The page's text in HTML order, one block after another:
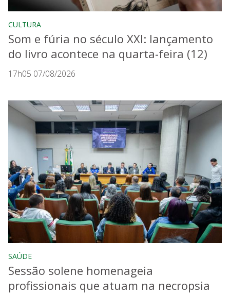
CULTURA
Som e fúria no século XXI: lançamento
do livro acontece na quarta-feira (12)
17h05 07/08/2026
SAÚDE
Sessão solene homenageia
profissionais que atuam na necropsia